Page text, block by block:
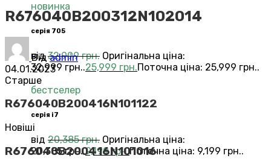
новинка
серія 705
від32,999грн. Оригінальна ціна:
32,999 грн..25,999 грн.Поточна ціна: 25,999 грн..
бестселер
серія i7
від 20,385грн. Оригінальна ціна:
20,385 грн..9,199 грн.Поточна ціна: 9,199 грн..
R676040B200312N102014
Відadmin
04.01.2023
Старше
R676040B200416N101122
Новіші
R676040B200416N101016